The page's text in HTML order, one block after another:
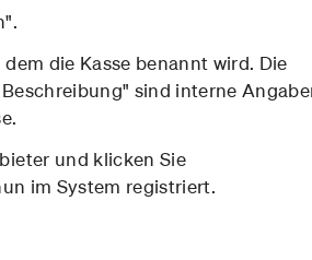
die Kasse benannt wird. Die
sind interne
und klicken Sie
im System registriert.